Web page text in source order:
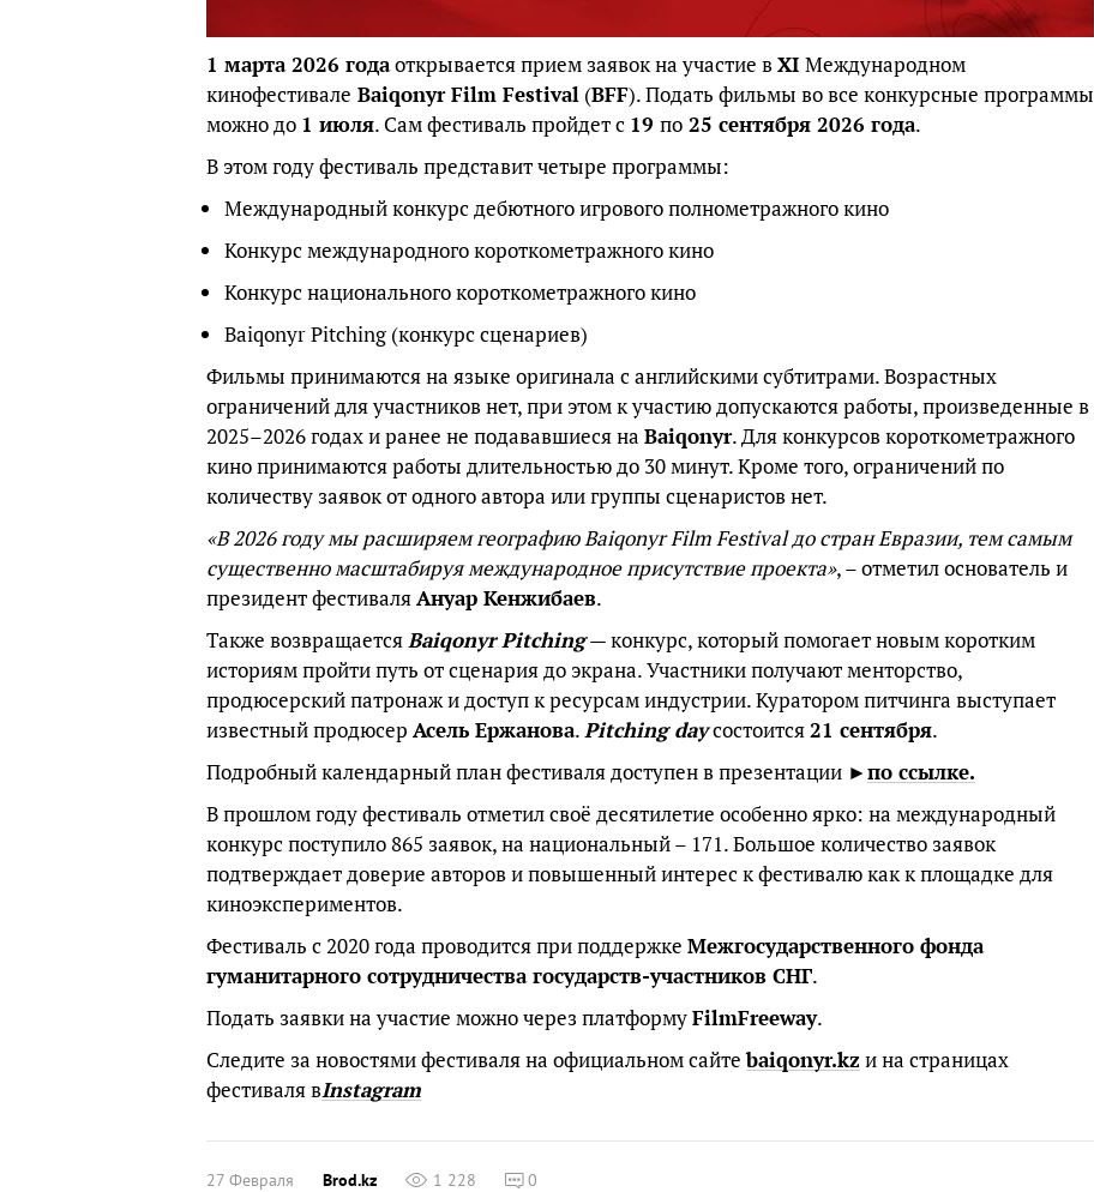
1 марта 2026 годаоткрывается прием заявок на участие вXI Международном
кинофестивале Baiqonyr Film Festival (BFF). Подать фильмы во все конкурсные программы
можно до 1 июля. Сам фестиваль пройдет с 19 по 25 сентября 2026 года.
В этом году фестиваль представит четыре программы:
Международный конкурс дебютного игрового полнометражного кино
Конкурс международного короткометражного кино
Конкурс национального короткометражного кино
Baiqonyr Pitching (конкурс сценариев)
Фильмы принимаются на языке оригинала с английскими субтитрами. Возрастных
ограничений для участников нет, при этом к участию допускаются работы, произведенные в
2025–2026 годах и ранее не подававшиеся на Baiqonyr. Для конкурсов короткометражного
кино принимаются работы длительностью до 30 минут. Кроме того, ограничений по
количеству заявок от одного автора или группы сценаристов нет.
«В 2026 году мы расширяем географию Baiqonyr Film Festival до стран Евразии, тем самым
существенно масштабируя международное присутствие проекта», – отметил основатель и
президент фестиваляАнуар Кенжибаев.
Также возвращаетсяBaiqonyr Pitching— конкурс, который помогает новым коротким
историям пройти путь от сценария до экрана. Участники получают менторство,
продюсерский патронаж и доступ к ресурсам индустрии. Куратором питчинга выступает
известный продюсер Асель Ержанова.Pitching dayсостоится21 сентября.
Подробный календарный план фестиваля доступен в презентации ►по ссылке.
В прошлом году фестиваль отметил своё десятилетие особенно ярко: на международный
конкурс поступило 865 заявок, на национальный – 171. Большое количество заявок
подтверждает доверие авторов и повышенный интерес к фестивалю как к площадке для
киноэкспериментов.
Фестиваль с 2020 года проводится при поддержке Межгосударственного фонда
гуманитарного сотрудничества государств-участников СНГ.
Подать заявки на участие можно через платформуFilmFreeway.
Следите за новостями фестиваля на официальном сайтеbaiqonyr.kzи на страницах
фестиваля вInstagram
27 Февраля Brod.kz 1 228 0